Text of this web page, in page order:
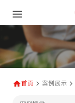
首頁 案例展示